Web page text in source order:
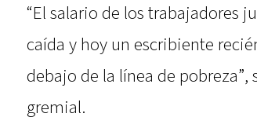
“El salario de los trabajadores
caída y hoy un escribiente
debajo de la línea de
gremial.